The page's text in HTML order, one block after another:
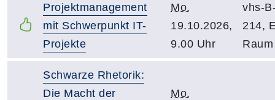
Projektmanagement
mit Schwerpunkt IT-
Projekte
Mo.
19.10.2026,
9.00 Uhr
vhs-
214,
Raum
Schwarze Rhetorik:
Die Macht der
Mo.